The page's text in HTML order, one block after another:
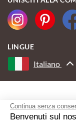
Continua senza
Benvenuti sul
LINGUE
Italiano